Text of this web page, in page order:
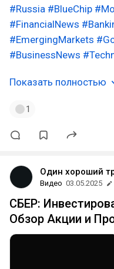
#Russia #BlueChip
#FinancialNews
#EmergingMarkets
#BusinessNews
Показать полностью
1
Один хороший
Видео 03.05.2025
СБЕР:
Обзор Акции и